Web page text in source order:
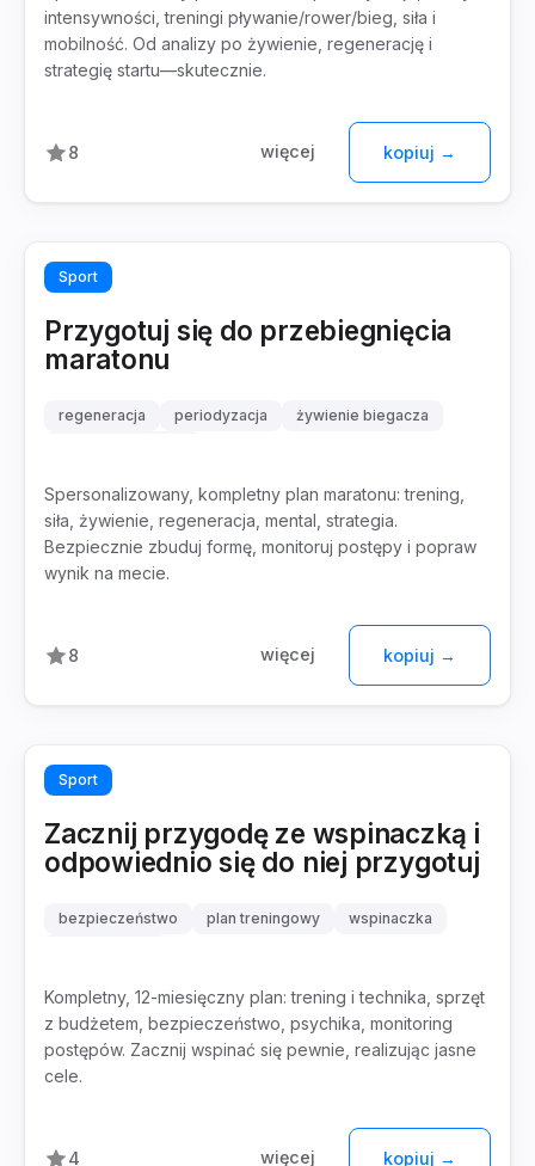
intensywności, treningi pływanie/rower/bieg, siła i
mobilność. Od analizy po żywienie, regenerację i
strategię startu—skutecznie.
8 więcej kopiuj →
Sport
Przygotuj się do przebiegnięcia
maratonu
regeneracja periodyzacja
żywienie biegacza
Spersonalizowany, kompletny plan maratonu: trening,
siła, żywienie, regeneracja, mental, strategia.
Bezpiecznie zbuduj formę, monitoruj postępy i popraw
wynik na mecie.
8 więcej kopiuj →
Sport
Zacznij przygodę ze wspinaczką i
odpowiednio się do niej przygotuj
bezpieczeństwo plan treningowy
wspinaczka
Kompletny, 12-miesięczny plan: trening i technika, sprzęt
z budżetem, bezpieczeństwo, psychika, monitoring
postępów. Zacznij wspinać się pewnie, realizując jasne
cele.
4 więcej kopiuj →